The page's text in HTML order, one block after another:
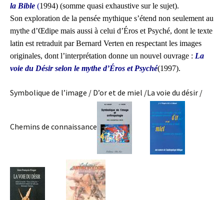
la Bible (1994) (somme quasi exhaustive sur le sujet).
Son exploration de la pensée mythique s’étend non seulement au
mythe d’Œdipe mais aussi à celui d’Éros et Psyché, dont le texte
latin est retraduit par Bernard Verten en respectant les images
originales, dont l’interprétation donne un nouvel ouvrage : La
voie du Désir selon le mythe d’Éros et Psyché(1997).
Symbolique de l’image / D’or et de miel /La voie du désir /
Chemins de connaissance